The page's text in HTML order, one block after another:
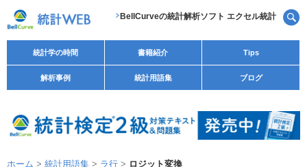
BellCurveの統計解析ソフト エクセル統計
統計学の時間 書籍紹介 Tips
解析事例 統計用語集 ブログ
ホーム > 統計用語集 > ラ行 > ロジット変換